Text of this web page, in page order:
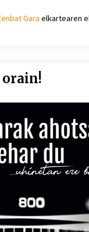
Gara elkartearen